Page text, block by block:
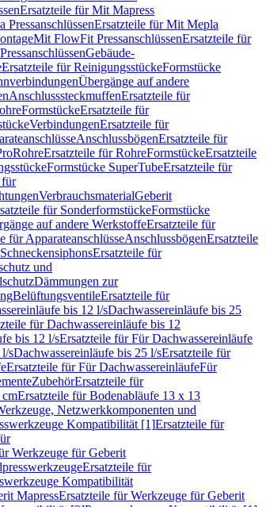
Ersatzteile für Mit Mapress
PressanschlüssenErsatzteile für Mit Mepla
Mit FlowFit PressanschlüssenErsatzteile für
Gebäude-
Ersatzteile für ReinigungsstückeFormstücke
Übergänge auf andere
AnschlusssteckmuffenErsatzteile für
FormstückeErsatzteile für
VerbindungenErsatzteile für
AnschlussbögenErsatzteile für
RohreErsatzteile für RohreFormstückeErsatzteile
Formstücke SuperTubeErsatzteile für
für
VerbrauchsmaterialGeberit
für SonderformstückeFormstücke
auf andere WerkstoffeErsatzteile für
für ApparateanschlüsseAnschlussbögenErsatzteile
SchneckensiphonsErsatzteile für
und
Dämmungen zur
BelüftungsventileErsatzteile für
bis 12 l/sDachwassereinläufe bis 25
für Dachwassereinläufe bis 12
bis 12 l/sErsatzteile für Für Dachwassereinläufe
l/sDachwassereinläufe bis 25 l/sErsatzteile für
Ersatzteile für Für DachwassereinläufeFür
ZubehörErsatzteile für
Ersatzteile für Bodenabläufe 13 x 13
Netzwerkkomponenten und
Kompatibilität [1]Ersatzteile für
Werkzeuge für Geberit
Ersatzteile für
Kompatibilität
MapressErsatzteile für Werkzeuge für Geberit